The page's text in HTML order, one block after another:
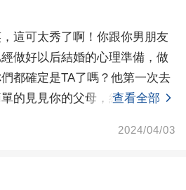
這可太秀了啊！你跟你男朋友
做好以后結婚的心理準備，做
都確定是TA了嗎？他第一次去
的見見你的父母，結果好家
查看全部
2024/04/03